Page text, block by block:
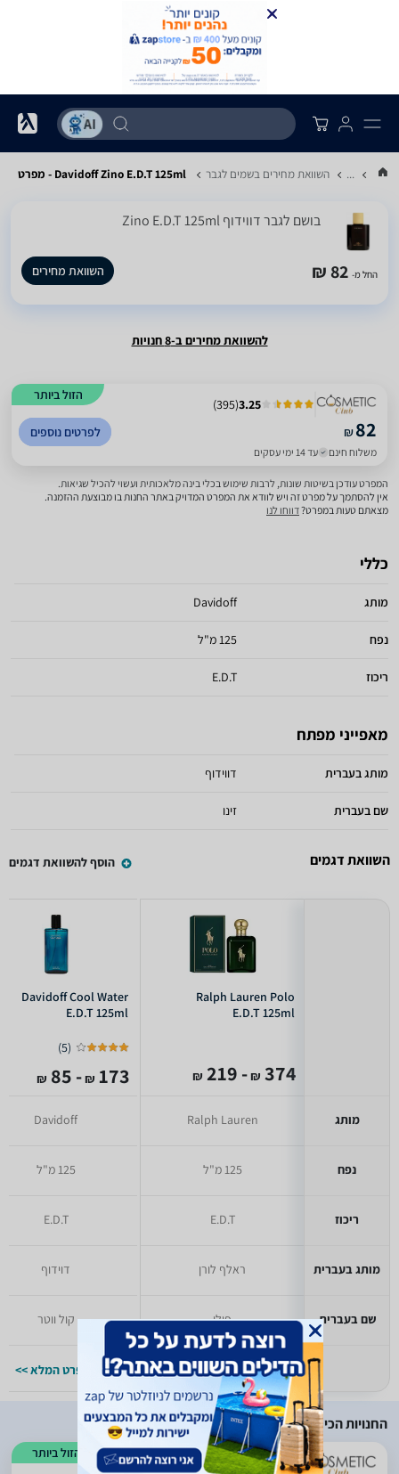
... השוואת מחירים בשמים לגבר Davidoff Zino E.D.T 125ml - מפרט
בושם לגבר דווידוף Zino E.D.T 125ml
החל מ- 82 ₪ השוואת מחירים
להשוואת מחירים ב-8 חנויות
הזול ביותר
3.25
(
395
)
₪82
משלוח חינם עד 14 ימי עסקים
לפרטים נוספים
המפרט עודכן בשיטות שונות, לרבות שימוש בכלי בינה מלאכותית ועשוי להכיל שגיאות.
אין להסתמך על מפרט זה ויש לוודא את המפרט המדויק באתר החנות בו מבוצעת ההזמנה.
מצאתם טעות במפרט?דווחו לנו
כללי
מותג Davidoff
נפח 125 מ"ל
ריכוז E.D.T
מאפייני מפתח
מותג בעברית דווידוף
שם בעברית זינו
השוואת דגמים הוסף להשוואת דגמים
מותג
נפח
ריכוז
מותג בעברית
שם בעברית
Ralph Lauren Polo
E.D.T 125ml
374
₪
- 219
₪
Ralph Lauren
125 מ"ל
E.D.T
ראלף לורן
פולו
למפרט המלא >>
Davidoff Cool Water
E.D.T 125ml
(
5
)
173
₪
- 85
₪
Davidoff
125 מ"ל
E.D.T
דוידוף
קול ווטר
למפרט המלא >>
החנויות הכי זולות
הזול ביותר
3.25
(
395
)